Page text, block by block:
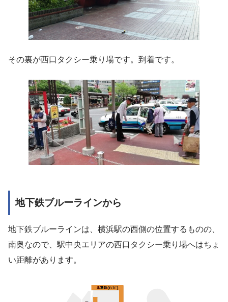
その裏が西口タクシー乗り場です。到着です。
地下鉄ブルーラインから
地下鉄ブルーラインは、横浜駅の西側の位置するものの、
南奥なので、駅中央エリアの西口タクシー乗り場へはちょ
い距離があります。